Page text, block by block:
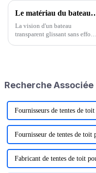
Le matériau du bateau
La vision d'un bateau
transparent glissant sans effort
fonction…
Recherche Associée
Fournisseurs de tentes de
Fournisseur de tentes de toit
Fabricant de tentes de toit